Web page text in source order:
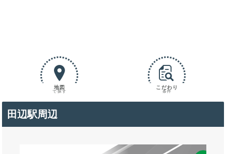
地図
で探す
こだわり
条件
田辺駅周辺